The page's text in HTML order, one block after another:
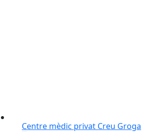
Centre mèdic privat Creu Groga